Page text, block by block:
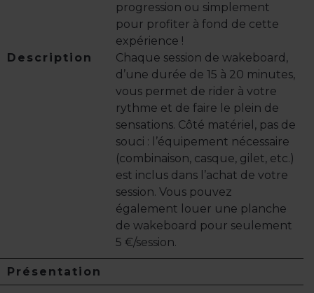
Description
progression ou simplement
pour profiter à fond de cette
expérience !
Chaque session de wakeboard,
d’une durée de 15 à 20 minutes,
vous permet de rider à votre
rythme et de faire le plein de
sensations. Côté matériel, pas de
souci : l’équipement nécessaire
(combinaison, casque, gilet, etc.)
est inclus dans l’achat de votre
session. Vous pouvez
également louer une planche
de wakeboard pour seulement
5 €/session.
Présentation